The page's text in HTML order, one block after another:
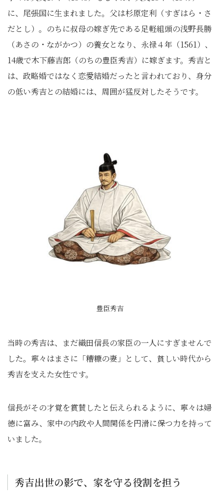
に、尾張国に生まれました。父は杉原定利（すぎはら・さ
だとし）。のちに叔母の嫁ぎ先である足軽組頭の浅野長勝
（あさの・ながかつ）の養女となり、永禄４年（1561）、
14歳で木下藤吉郎（のちの豊臣秀吉）に嫁ぎます。秀吉と
は、政略婚ではなく恋愛結婚だったと言われており、身分
の低い秀吉との結婚には、周囲が猛反対したそうです。
豊臣秀吉
当時の秀吉は、まだ織田信長の家臣の一人にすぎませんで
した。寧々はまさに「糟糠の妻」として、貧しい時代から
秀吉を支えた女性です。
信長がその才覚を賞賛したと伝えられるように、寧々は婦
徳に富み、家中の内政や人間関係を円滑に保つ力を持って
いました。
秀吉出世の影で、家を守る役割を担う